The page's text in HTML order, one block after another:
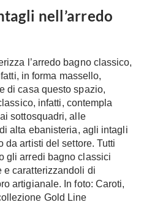
Ristrutturazione
Norme
Il Verde
Restauri
Impianti
Hi-Fi
Televisori
Hi-Fi
Home-Theatre
nell’arredo
l’arredo bagno classico,
in forma massello,
di casa questo spazio,
infatti, contempla
sottosquadri, alle
alta ebanisteria, agli intagli
da artisti del settore. Tutti
gli arredi bagno classici
e caratterizzandoli di
artigianale. In foto: Caroti,
Gold Line